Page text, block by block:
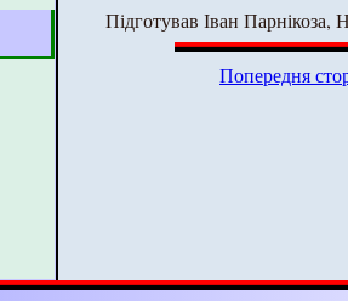
Підготував Іван
Попередня